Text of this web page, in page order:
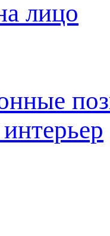
лицо